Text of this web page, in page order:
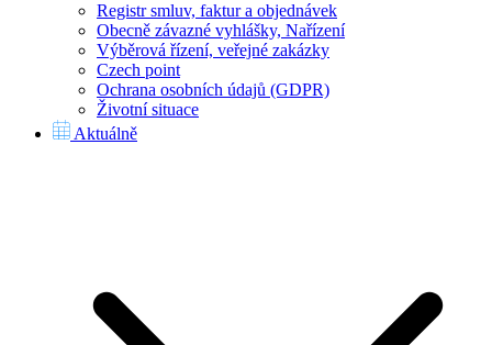
Registr smluv, faktur a objednávek
Obecně závazné vyhlášky, Nařízení
Výběrová řízení, veřejné zakázky
Czech point
Ochrana osobních údajů (GDPR)
Životní situace
Aktuálně